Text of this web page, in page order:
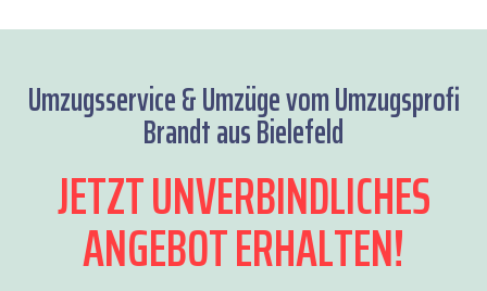
Umzugsservice & Umzüge vom Umzugsprofi
Brandt aus Bielefeld
JETZT UNVERBINDLICHES
ANGEBOT ERHALTEN!